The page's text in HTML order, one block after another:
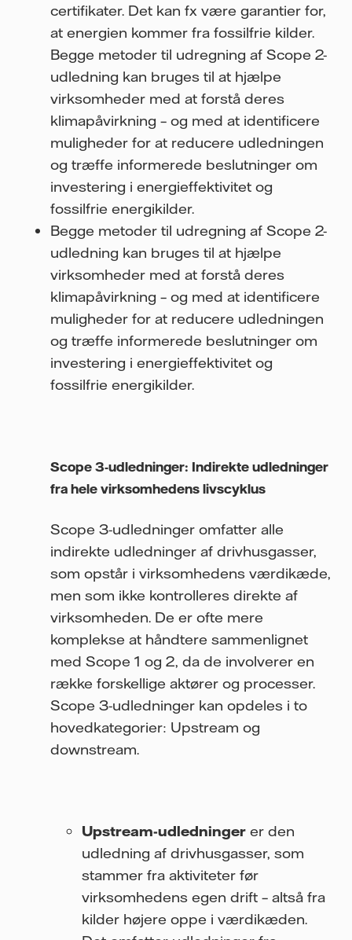
certifikater. Det kan fx være garantier for,
at energien kommer fra fossilfrie kilder.
Begge metoder til udregning af Scope 2-
udledning kan bruges til at hjælpe
virksomheder med at forstå deres
klimapåvirkning – og med at identificere
muligheder for at reducere udledningen
og træffe informerede beslutninger om
investering i energieffektivitet og
fossilfrie energikilder.
Begge metoder til udregning af Scope 2-
udledning kan bruges til at hjælpe
virksomheder med at forstå deres
klimapåvirkning – og med at identificere
muligheder for at reducere udledningen
og træffe informerede beslutninger om
investering i energieffektivitet og
fossilfrie energikilder.
Scope 3-udledninger: Indirekte udledninger
fra hele virksomhedens livscyklus
Scope 3-udledninger omfatter alle
indirekte udledninger af drivhusgasser,
som opstår i virksomhedens værdikæde,
men som ikke kontrolleres direkte af
virksomheden. De er ofte mere
komplekse at håndtere sammenlignet
med Scope 1 og 2, da de involverer en
række forskellige aktører og processer.
Scope 3-udledninger kan opdeles i to
hovedkategorier: Upstream og
downstream.
Upstream-udledninger er den
udledning af drivhusgasser, som
stammer fra aktiviteter før
virksomhedens egen drift – altså fra
kilder højere oppe i værdikæden.